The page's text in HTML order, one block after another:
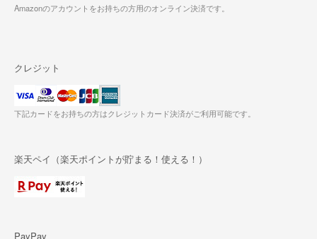
Amazonのアカウントをお持ちの方用のオンライン決済です。
クレジット
下記カードをお持ちの方はクレジットカード決済がご利用可能です。
楽天ペイ（楽天ポイントが貯まる！使える！）
PayPay